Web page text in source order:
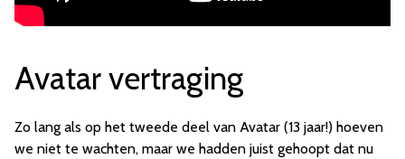
Avatar vertraging
Zo lang als op het tweede deel van Avatar (13 jaar!) hoeven
we niet te wachten, maar we hadden juist gehoopt dat nu